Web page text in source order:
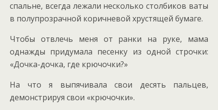
спальне, всегда лежали несколько столбиков ваты
в полупрозрачной коричневой хрустящей бумаге.
Чтобы отвлечь меня от ранки на руке, мама
однажды придумала песенку из одной строчки:
«Дочка-дочка, где крючочки?»
На что я выпячивала свои десять пальцев,
демонстрируя свои «крючочки».